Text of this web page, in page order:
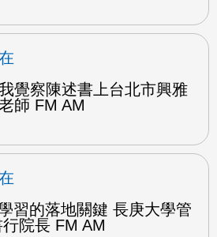
覺察陳述書上台北市興雅
師 FM AM
習的落地關鍵 長庚大學管
院長 FM AM